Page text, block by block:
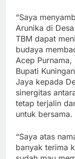
“Saya
Arunika di
TBM dapat
budaya
Acep
Bupati
Jaya kepada
sinergitas
tetap terjalin
untuk bersama.
“Saya atas
banyak terima